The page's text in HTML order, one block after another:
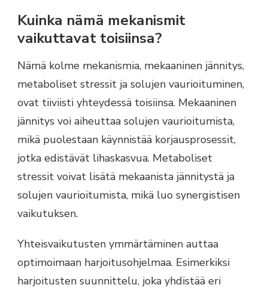
Kuinka nämä mekanismit
vaikuttavat toisiinsa?
Nämä kolme mekanismia, mekaaninen jännitys,
metaboliset stressit ja solujen vaurioituminen,
ovat tiiviisti yhteydessä toisiinsa. Mekaaninen
jännitys voi aiheuttaa solujen vaurioitumista,
mikä puolestaan käynnistää korjausprosessit,
jotka edistävät lihaskasvua. Metaboliset
stressit voivat lisätä mekaanista jännitystä ja
solujen vaurioitumista, mikä luo synergistisen
vaikutuksen.
Yhteisvaikutusten ymmärtäminen auttaa
optimoimaan harjoitusohjelmaa. Esimerkiksi
harjoitusten suunnittelu, joka yhdistää eri